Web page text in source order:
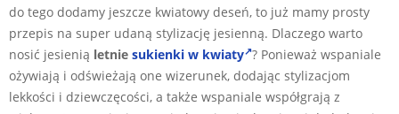
do tego dodamy jeszcze kwiatowy deseń, to już mamy prosty
przepis na super udaną stylizację jesienną. Dlaczego warto
nosić jesienią letnie sukienki w kwiaty ? Ponieważ wspaniale
ożywiają i odświeżają one wizerunek, dodając stylizacjom
lekkości i dziewczęcości, a także wspaniale współgrają z